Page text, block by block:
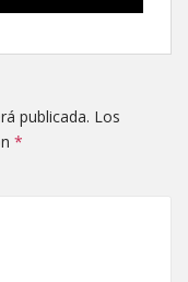
publicada. Los
*